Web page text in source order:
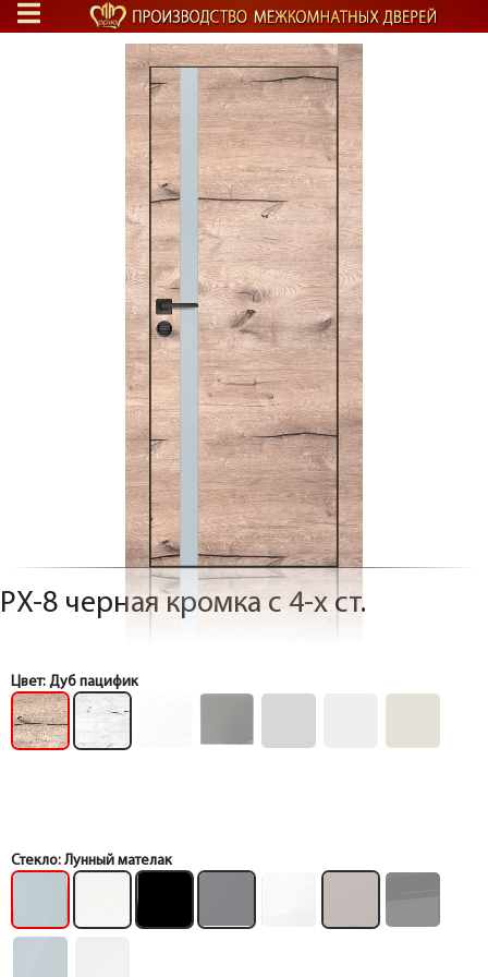
PX-8 черная кромка с 4-х ст.
Цвет: Дуб пацифик
Стекло: Лунный мателак